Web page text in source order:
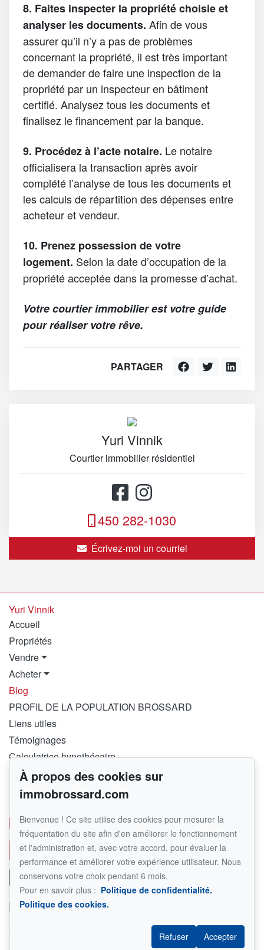
8. Faites inspecter la propriété choisie et
analyser les documents. Afin de vous
assurer qu’il n’y a pas de problèmes
concernant la propriété, il est très important
de demander de faire une inspection de la
propriété par un inspecteur en bâtiment
certifié. Analysez tous les documents et
finalisez le financement par la banque.
9. Procédez à l’acte notaire. Le notaire
officialisera la transaction après avoir
complété l’analyse de tous les documents et
les calculs de répartition des dépenses entre
acheteur et vendeur.
10. Prenez possession de votre
logement. Selon la date d’occupation de la
propriété acceptée dans la promesse d’achat.
Votre courtier immobilier est votre guide
pour réaliser votre rêve.
PARTAGER
Yuri Vinnik
Courtier immobilier résidentiel
450 282-1030
Écrivez-moi un courriel
Yuri Vinnik
Accueil
Propriétés
Vendre
Acheter
Blog
PROFIL DE LA POPULATION BROSSARD
Liens utiles
Témoignages
Calculatrice hypothécaire
Pour me joindre
RE/MAX PLATINE – FRANCHISÉ INDÉPENDANT ET
AUTONOME DE RE/MAX QUÉBEC
450 282-1030
Écrivez-moi un courriel
Suivez-moi sur Facebook !
À propos des cookies sur
immobrossard.com
Bienvenue ! Ce site utilise des cookies pour mesurer la
fréquentation du site afin d'en améliorer le fonctionnement
et l'administration et, avec votre accord, pour évaluer la
performance et améliorer votre expérience utilisateur. Nous
conservons votre choix pendant 6 mois.
Pour en savoir plus : Politique de confidentialité.
Politique des cookies.
Refuser Accepter